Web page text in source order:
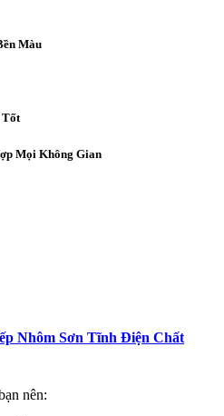
Màu
Tốt
Mọi Không Gian
Nhôm Sơn Tĩnh Điện Chất
nên: